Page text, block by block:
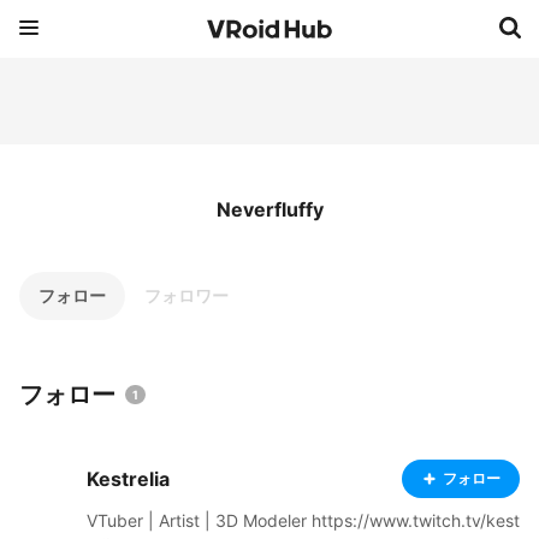
Neverfluffy
フォロー フォロワー
フォロー 1
Kestrelia フォロー
VTuber | Artist | 3D Modeler https://www.twitch.tv/kest